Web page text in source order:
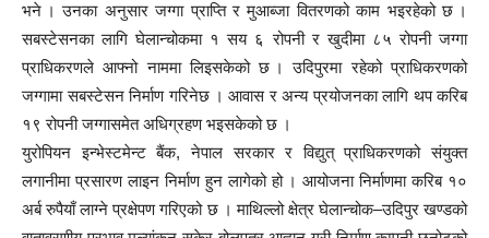
भने । उनका अनुसार जग्गा प्राप्ति र मुआब्जा वितरणको काम भइरहेको छ ।
सबस्टेसनका लागि घेलान्चोकमा १ सय ६ रोपनी र खुदीमा ८५ रोपनी जग्गा
प्राधिकरणले आफ्नो नाममा लिइसकेको छ । उदिपुरमा रहेको प्राधिकरणको
जग्गामा सबस्टेसन निर्माण गरिनेछ । आवास र अन्य प्रयोजनका लागि थप करिब
१९ रोपनी जग्गासमेत अधिग्रहण भइसकेको छ ।
युरोपियन इन्भेस्टमेन्ट बैंक, नेपाल सरकार र विद्युत् प्राधिकरणको संयुक्त
लगानीमा प्रसारण लाइन निर्माण हुन लागेको हो । आयोजना निर्माणमा करिब १०
अर्ब रुपैयाँ लाग्ने प्रक्षेपण गरिएको छ । माथिल्लो क्षेत्र घेलान्चोक–उदिपुर खण्डको